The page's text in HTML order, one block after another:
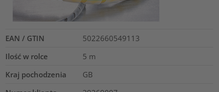
EAN / GTIN
5022660549113
Ilość w rolce
5 m
Kraj pochodzenia
GB